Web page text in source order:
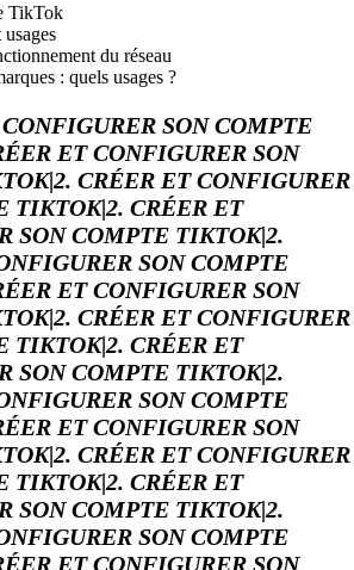
TikTok
du réseau
: quels usages ?
SON COMPTE
ET CONFIGURER SON
CRÉER ET CONFIGURER
TIKTOK|2. CRÉER ET
SON COMPTE TIKTOK|2.
SON COMPTE
ET CONFIGURER SON
CRÉER ET CONFIGURER
TIKTOK|2. CRÉER ET
SON COMPTE TIKTOK|2.
SON COMPTE
ET CONFIGURER SON
CRÉER ET CONFIGURER
TIKTOK|2. CRÉER ET
SON COMPTE TIKTOK|2.
SON COMPTE
ET CONFIGURER SON